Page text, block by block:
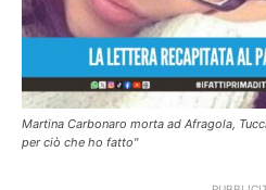
Martina Carbonaro morta ad Afragola,
per ciò che ho fatto"